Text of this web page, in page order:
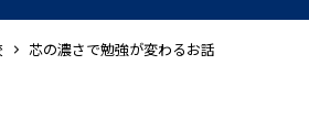
芯の濃さで勉強が変わるお話